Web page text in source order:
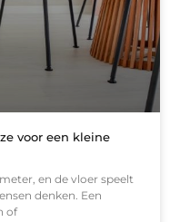
voor een kleine
en de vloer speelt
denken. Een
of